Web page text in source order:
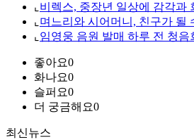
⌞ 비렉스, 중장년 일상에 감각과
⌞ 며느리와 시어머니, 친구가 될
⌞ 임영웅 음원 발매 하루 전 청음
좋아요0
화나요0
슬퍼요0
더 궁금해요0
최신뉴스